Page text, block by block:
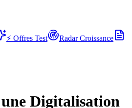
⚡ Offres Test
Radar Croissance
Digitalisation